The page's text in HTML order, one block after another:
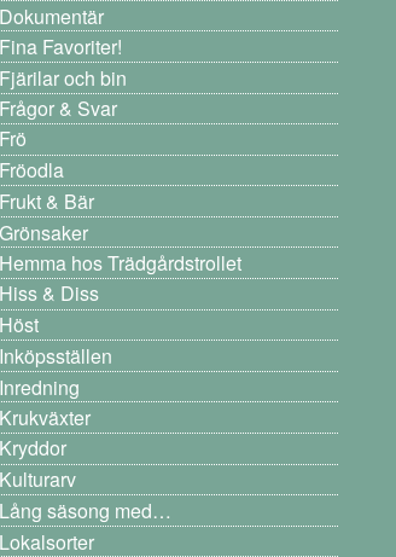
Dokumentär
Fina Favoriter!
Fjärilar och bin
Frågor & Svar
Frö
Fröodla
Frukt & Bär
Grönsaker
Hemma hos Trädgårdstrollet
Hiss & Diss
Höst
Inköpsställen
Inredning
Krukväxter
Kryddor
Kulturarv
Lång säsong med…
Lokalsorter